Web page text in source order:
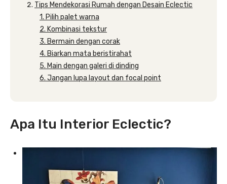
Tips Mendekorasi Rumah dengan Desain Eclectic
1. Pilih palet warna
2. Kombinasi tekstur
3. Bermain dengan corak
4. Biarkan mata beristirahat
5. Main dengan galeri di dinding
6. Jangan lupa layout dan focal point
Apa Itu Interior Eclectic?